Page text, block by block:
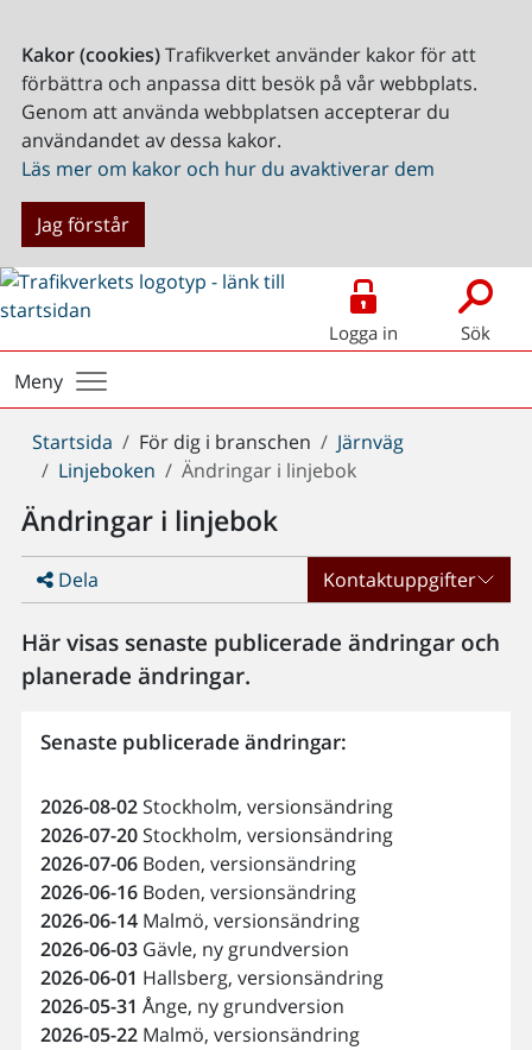
Kakor (cookies)Trafikverket använder kakor för att
förbättra och anpassa ditt besök på vår webbplats.
Genom att använda webbplatsen accepterar du
användandet av dessa kakor.
Läs mer om kakor och hur du avaktiverar dem
Jag förstår
Logga in Sök
Meny
Du
är
Startsida För dig i branschen
Järnväg
Linjeboken
Ändringar i linjebok
Ändringar i linjebok
Dela Kontaktuppgifter
Här visas senaste publicerade ändringar och
planerade ändringar.
Senaste publicerade ändringar:
2026-08-02Stockholm, versionsändring
2026-07-20Stockholm, versionsändring
2026-07-06 Boden, versionsändring
2026-06-16 Boden, versionsändring
2026-06-14 Malmö, versionsändring
2026-06-03 Gävle, ny grundversion
2026-06-01 Hallsberg, versionsändring
2026-05-31 Ånge, ny grundversion
2026-05-22 Malmö, versionsändring